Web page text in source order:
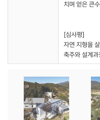
치며 얻은 큰
[심사평]
자연 지형을
축주와 설계